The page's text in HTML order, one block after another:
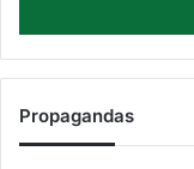
Propagandas